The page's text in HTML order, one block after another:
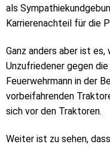
als
Karrierenachteil für die
Ganz anders aber ist
Unzufriedener gegen
Feuerwehrmann in der
vorbeifahrenden
sich vor den Traktoren.
Weiter ist zu sehen,